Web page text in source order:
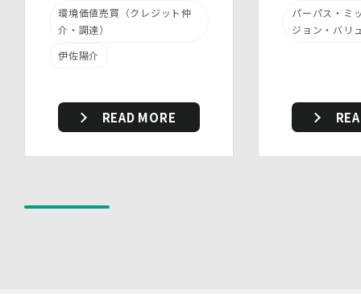
す。
・個人データを取り扱う機器、電子媒体及び書類等の盗難
・事務所内外の移動を含め、個人情報を取り扱う機器、電
(4)技術的安全管理措置
・アクセス制御を実施して、担当者及び取扱う個人情報
・個人データを取り扱う情報システムについて、外部から
環境価値売買（クレジット仲
介・調達）
伊佐陽介
READ MORE
パーパス・ミ
ジョン・バリ